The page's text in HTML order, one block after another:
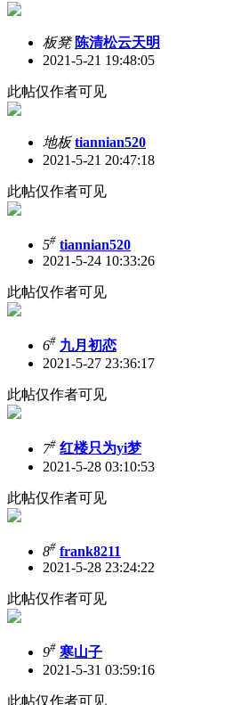
板凳 陈清松云天明
2021-5-21 19:48:05
此帖仅作者可见
地板 tiannian520
2021-5-21 20:47:18
此帖仅作者可见
5# tiannian520
2021-5-24 10:33:26
此帖仅作者可见
6# 九月初恋
2021-5-27 23:36:17
此帖仅作者可见
7# 红楼只为yi梦
2021-5-28 03:10:53
此帖仅作者可见
8# frank8211
2021-5-28 23:24:22
此帖仅作者可见
9# 寒山子
2021-5-31 03:59:16
此帖仅作者可见